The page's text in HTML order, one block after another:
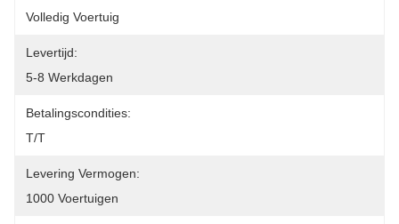
Volledig Voertuig
Levertijd:
5-8 Werkdagen
Betalingscondities:
T/T
Levering Vermogen:
1000 Voertuigen